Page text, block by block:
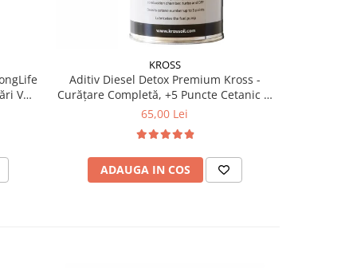
KROSS
Aditiv Diesel Detox Premium Kross -
Curățare Completă, +5 Puncte Cetanic &
Protecție DPF/EGR
65,00 Lei
ADAUGA IN COS